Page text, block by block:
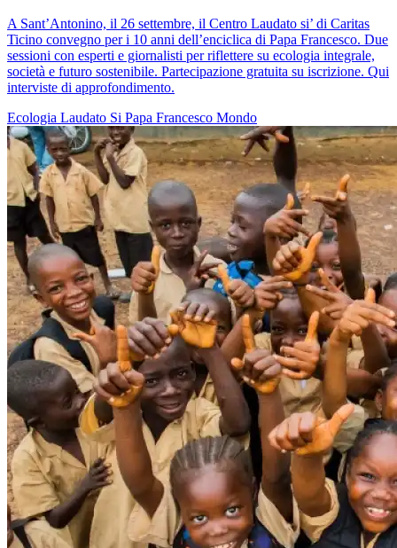
A Sant’Antonino, il 26 settembre, il Centro Laudato si’ di Caritas
Ticino convegno per i 10 anni dell’enciclica di Papa Francesco. Due
sessioni con esperti e giornalisti per riflettere su ecologia integrale,
società e futuro sostenibile. Partecipazione gratuita su iscrizione. Qui
interviste di approfondimento.
Ecologia Laudato Si Papa Francesco Mondo